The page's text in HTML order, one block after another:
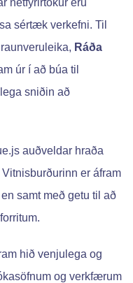
netfyrirtökur eru
sértæk verkefni. Til
Ráða
úr í að búa til
sniðin að
auðveldar hraða
er áfram
samt með getu til að
hið venjulega og
og verkfærum